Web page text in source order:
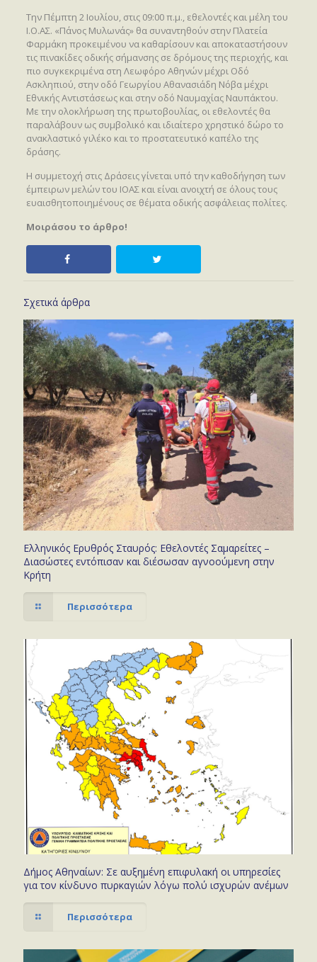
Την Πέμπτη 2 Ιουλίου, στις 09:00 π.μ., εθελοντές και μέλη του
Ι.Ο.ΑΣ. «Πάνος Μυλωνάς» θα συναντηθούν στην Πλατεία
Φαρμάκη προκειμένου να καθαρίσουν και αποκαταστήσουν
τις πινακίδες οδικής σήμανσης σε δρόμους της περιοχής, και
πιο συγκεκριμένα στη Λεωφόρο Αθηνών μέχρι Οδό
Ασκληπιού, στην οδό Γεωργίου Αθανασιάδη Νόβα μέχρι
Εθνικής Αντιστάσεως και στην οδό Ναυμαχίας Ναυπάκτου.
Με την ολοκλήρωση της πρωτοβουλίας, οι εθελοντές θα
παραλάβουν ως συμβολικό και ιδιαίτερο χρηστικό δώρο το
ανακλαστικό γιλέκο και το προστατευτικό καπέλο της
δράσης.
Η συμμετοχή στις Δράσεις γίνεται υπό την καθοδήγηση των
έμπειρων μελών του ΙΟΑΣ και είναι ανοιχτή σε όλους τους
ευαισθητοποιημένους σε θέματα οδικής ασφάλειας πολίτες.
Μοιράσου το άρθρο!
Σχετικά άρθρα
Ελληνικός Ερυθρός Σταυρός: Εθελοντές Σαμαρείτες –
Διασώστες εντόπισαν και διέσωσαν αγνοούμενη στην
Κρήτη
Περισσότερα
Δήμος Αθηναίων: Σε αυξημένη επιφυλακή οι υπηρεσίες
για τον κίνδυνο πυρκαγιών λόγω πολύ ισχυρών ανέμων
Περισσότερα